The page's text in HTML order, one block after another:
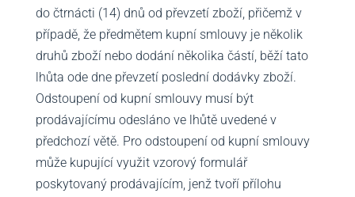
do čtrnácti (14) dnů od převzetí zboží, přičemž v
případě, že předmětem kupní smlouvy je několik
druhů zboží nebo dodání několika částí, běží tato
lhůta ode dne převzetí poslední dodávky zboží.
Odstoupení od kupní smlouvy musí být
prodávajícímu odesláno ve lhůtě uvedené v
předchozí větě. Pro odstoupení od kupní smlouvy
může kupující využit vzorový formulář
poskytovaný prodávajícím, jenž tvoří přílohu